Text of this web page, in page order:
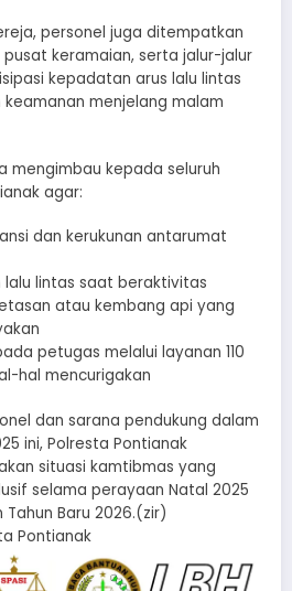
personel juga ditempatkan
keramaian, serta jalur-jalur
kepadatan arus lalu lintas
menjelang malam
mengimbau kepada seluruh
agar:
dan kerukunan antarumat
lintas saat beraktivitas
atau kembang api yang
petugas melalui layanan 110
hal mencurigakan
dan sarana pendukung dalam
ini, Polresta Pontianak
situasi kamtibmas yang
selama perayaan Natal 2025
Baru 2026.(zir)
Pontianak